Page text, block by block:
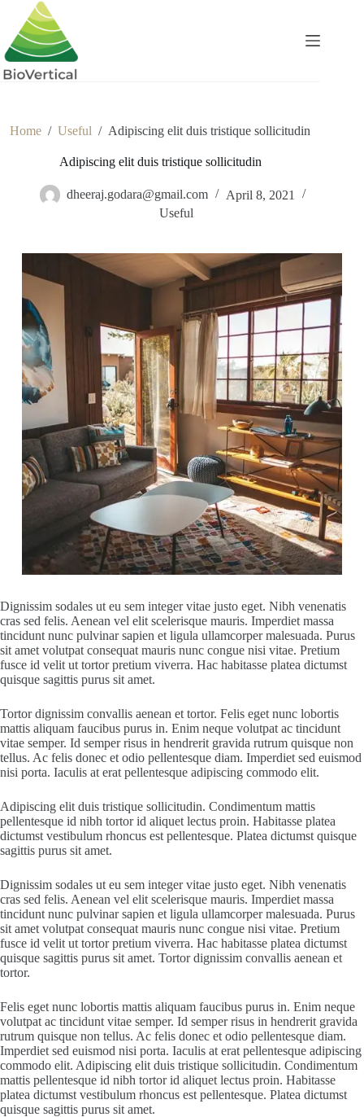
content
Home / Useful / Adipiscing elit duis tristique sollicitudin
Adipiscing elit duis tristique sollicitudin
dheeraj.godara@gmail.com
April 8, 2021
Useful
Dignissim sodales ut eu sem integer vitae justo eget. Nibh venenatis
cras sed felis. Aenean vel elit scelerisque mauris. Imperdiet massa
tincidunt nunc pulvinar sapien et ligula ullamcorper malesuada. Purus
sit amet volutpat consequat mauris nunc congue nisi vitae. Pretium
fusce id velit ut tortor pretium viverra. Hac habitasse platea dictumst
quisque sagittis purus sit amet.
Tortor dignissim convallis aenean et tortor. Felis eget nunc lobortis
mattis aliquam faucibus purus in. Enim neque volutpat ac tincidunt
vitae semper. Id semper risus in hendrerit gravida rutrum quisque non
tellus. Ac felis donec et odio pellentesque diam. Imperdiet sed euismod
nisi porta. Iaculis at erat pellentesque adipiscing commodo elit.
Adipiscing elit duis tristique sollicitudin. Condimentum mattis
pellentesque id nibh tortor id aliquet lectus proin. Habitasse platea
dictumst vestibulum rhoncus est pellentesque. Platea dictumst quisque
sagittis purus sit amet.
Dignissim sodales ut eu sem integer vitae justo eget. Nibh venenatis
cras sed felis. Aenean vel elit scelerisque mauris. Imperdiet massa
tincidunt nunc pulvinar sapien et ligula ullamcorper malesuada. Purus
sit amet volutpat consequat mauris nunc congue nisi vitae. Pretium
fusce id velit ut tortor pretium viverra. Hac habitasse platea dictumst
quisque sagittis purus sit amet. Tortor dignissim convallis aenean et
tortor.
Felis eget nunc lobortis mattis aliquam faucibus purus in. Enim neque
volutpat ac tincidunt vitae semper. Id semper risus in hendrerit gravida
rutrum quisque non tellus. Ac felis donec et odio pellentesque diam.
Imperdiet sed euismod nisi porta. Iaculis at erat pellentesque adipiscing
commodo elit. Adipiscing elit duis tristique sollicitudin. Condimentum
mattis pellentesque id nibh tortor id aliquet lectus proin. Habitasse
platea dictumst vestibulum rhoncus est pellentesque. Platea dictumst
quisque sagittis purus sit amet.